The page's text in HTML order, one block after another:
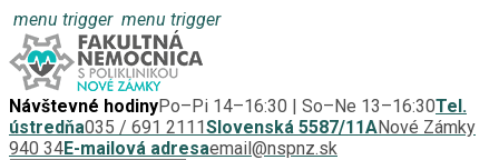
menu trigger menu trigger
Návštevné hodinyPo–Pi 14–16:30 | So–Ne 13–16:30Tel.
ústredňa035 / 691 2111Slovenská 5587/11ANové Zámky
940 34E-mailová adresaemail@nspnz.sk